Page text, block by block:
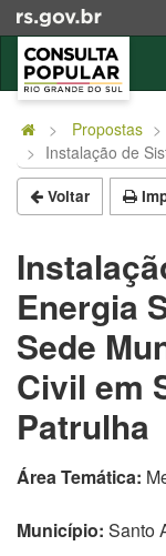
para
conteúdo
para
menu
para
busca
Início
conteúdo
Propostas
Instalação de
Voltar
Energia
Sede
Civil em
Patrulha
Área Temática:
Município: Santo